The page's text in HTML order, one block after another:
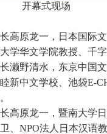
开幕式现场
高原龙一，日本国际
学华文学院教授、千
濑野清水，东京中国
新中文学校、池袋E-
高原龙一，暨南大学
、NPO法人日本汉语